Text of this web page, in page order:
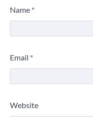
Name *
Email *
Website